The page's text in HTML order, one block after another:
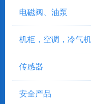
电磁阀、油泵
机柜，空调，冷气机
传感器
安全产品